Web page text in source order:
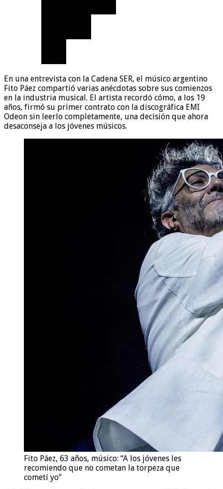
En una entrevista con la Cadena SER, el músico argentino
Fito Páez compartió varias anécdotas sobre sus comienzos
en la industria musical. El artista recordó cómo, a los 19
años, firmó su primer contrato con la discográfica EMI
Odeon sin leerlo completamente, una decisión que ahora
desaconseja a los jóvenes músicos.
Fito Páez, 63 años, músico: “A los jóvenes les
recomiendo que no cometan la torpeza que
cometí yo”